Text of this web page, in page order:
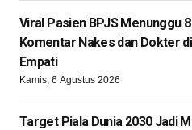
Viral Pasien BPJS Menunggu
Komentar Nakes dan Dokter
Empati
Kamis, 6 Agustus 2026
Target Piala Dunia 2030 Jadi